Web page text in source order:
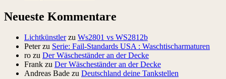
Neueste Kommentare
Lichtkünstlerzu Ws2801 vs WS2812b
Peterzu Serie: Fail-Standards USA : Waschtischarmaturen
ro zu Der Wäscheständer an der Decke
Frank zu Der Wäscheständer an der Decke
Andreas Bade zu Deutschland deine Tankstellen